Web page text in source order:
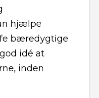
hjælpe
bæredygtige
idé at
inden